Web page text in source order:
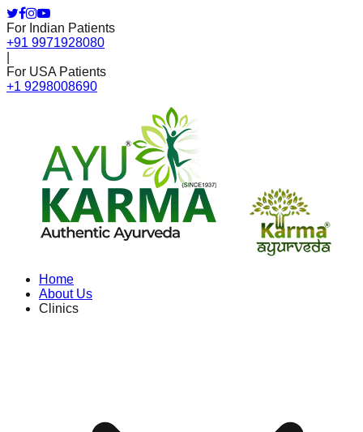
For Indian Patients
+91 9971928080
For USA Patients
+1 9298008690
Home
About Us
Clinics